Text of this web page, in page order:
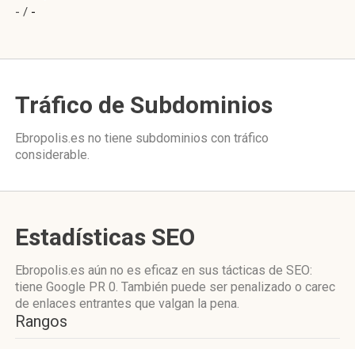
- / -
Tráfico de Subdominios
Ebropolis.es no tiene subdominios con tráfico
considerable.
Estadísticas SEO
Ebropolis.es aún no es eficaz en sus tácticas de SEO:
tiene Google PR 0. También puede ser penalizado o carec
de enlaces entrantes que valgan la pena.
Rangos